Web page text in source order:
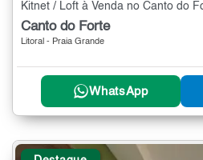
Kitnet / Loft à Venda no Canto do
Canto do Forte
Litoral - Praia Grande
WhatsApp